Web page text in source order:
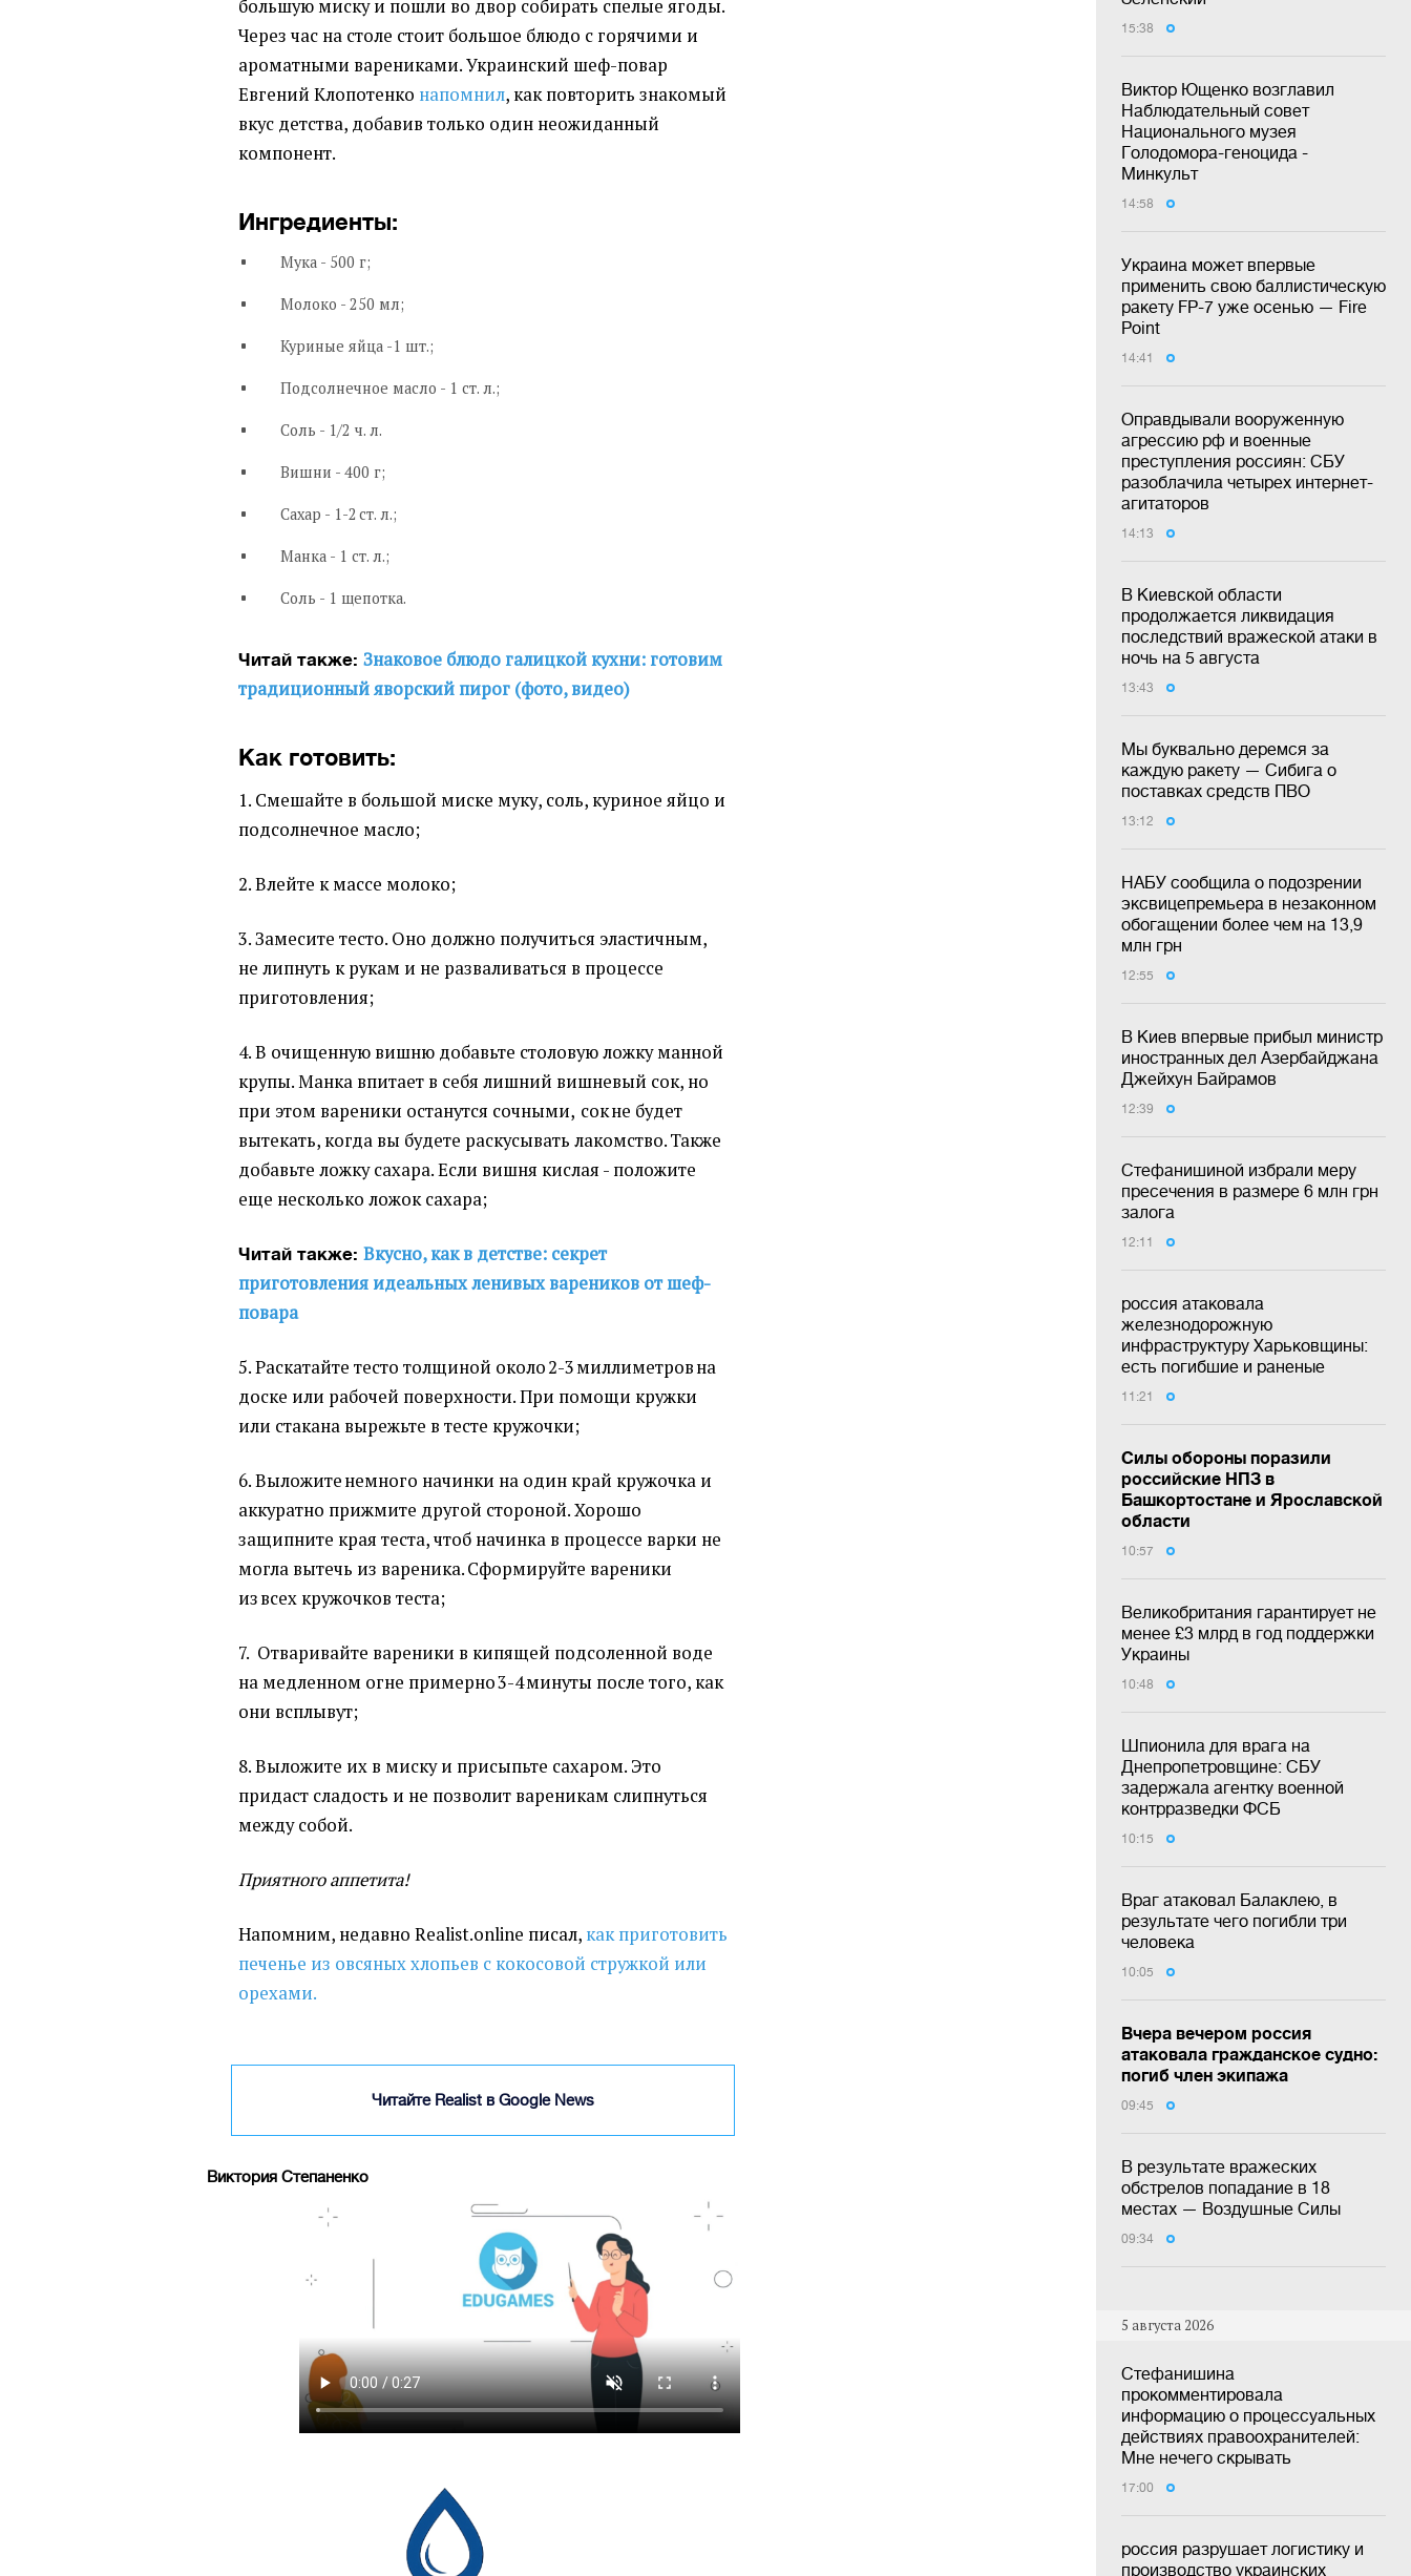
15:38
Виктор Ющенко возглавил
Наблюдательный совет
Национального музея
Голодомора-геноцида -
Минкульт
14:58
Украина может впервые
применить свою баллистическую
ракету FP-7 уже осенью — Fire
Point
14:41
Оправдывали вооруженную
агрессию рф и военные
преступления россиян: СБУ
разоблачила четырех интернет-
агитаторов
14:13
В Киевской области
продолжается ликвидация
последствий вражеской атаки в
ночь на 5 августа
13:43
Мы буквально деремся за
каждую ракету — Сибига о
поставках средств ПВО
13:12
НАБУ сообщила о подозрении
эксвицепремьера в незаконном
обогащении более чем на 13,9
млн грн
12:55
В Киев впервые прибыл министр
иностранных дел Азербайджана
Джейхун Байрамов
12:39
Стефанишиной избрали меру
пресечения в размере 6 млн грн
залога
12:11
россия атаковала
железнодорожную
инфраструктуру Харьковщины:
есть погибшие и раненые
11:21
Силы обороны поразили
российские НПЗ в
Башкортостане и Ярославской
области
10:57
Великобритания гарантирует не
менее £3 млрд в год поддержки
Украины
10:48
Шпионила для врага на
Днепропетровщине: СБУ
задержала агентку военной
контрразведки ФСБ
10:15
Враг атаковал Балаклею, в
результате чего погибли три
человека
10:05
Вчера вечером россия
атаковала гражданское судно:
погиб член экипажа
09:45
В результате вражеских
обстрелов попадание в 18
местах — Воздушные Силы
09:34
5 августа 2026
Стефанишина
прокомментировала
информацию о процессуальных
действиях правоохранителей:
Мне нечего скрывать
17:00
россия разрушает логистику и
производство украинских
большую миску и пошли во двор собирать спелые ягоды.
Через час на столе стоит большое блюдо с горячими и
ароматными варениками. Украинский шеф-повар
Евгений Клопотенко напомнил, как повторить знакомый
вкус детства, добавив только один неожиданный
компонент.
Ингредиенты:
Мука - 500 г;
Молоко - 250 мл;
Куриные яйца -1 шт.;
Подсолнечное масло - 1 ст. л.;
Соль - 1/2 ч. л.
Вишни - 400 г;
Сахар - 1-2 ст. л.;
Манка - 1 ст. л.;
Соль - 1 щепотка.
Читай также:Знаковое блюдо галицкой кухни: готовим
традиционный яворский пирог (фото, видео)
Как готовить:
1. Смешайте в большой миске муку, соль, куриное яйцо и
подсолнечное масло;
2. Влейте к массе молоко;
3. Замесите тесто. Оно должно получиться эластичным,
не липнуть к рукам и не разваливаться в процессе
приготовления;
4. В очищенную вишню добавьте столовую ложку манной
крупы. Манка впитает в себя лишний вишневый сок, но
при этом вареники останутся сочными, сок не будет
вытекать, когда вы будете раскусывать лакомство. Также
добавьте ложку сахара. Если вишня кислая - положите
еще несколько ложок сахара;
Читай также:Вкусно, как в детстве: секрет
приготовления идеальных ленивых вареников от шеф-
повара
5. Раскатайте тесто толщиной около 2-3 миллиметров на
доске или рабочей поверхности. При помощи кружки
или стакана вырежьте в тесте кружочки;
6. Выложите немного начинки на один край кружочка и
аккуратно прижмите другой стороной. Хорошо
защипните края теста, чтоб начинка в процессе варки не
могла вытечь из вареника. Сформируйте вареники
из всех кружочков теста;
7. Отваривайте вареники в кипящей подсоленной воде
на медленном огне примерно 3-4 минуты после того, как
они всплывут;
8. Выложите их в миску и присыпьте сахаром. Это
придаст сладость и не позволит вареникам слипнуться
между собой.
Приятного аппетита!
Напомним, недавно Realist.online писал, как приготовить
печенье из овсяных хлопьев с кокосовой стружкой или
орехами.
Читайте Realist в Google News
Виктория Степаненко